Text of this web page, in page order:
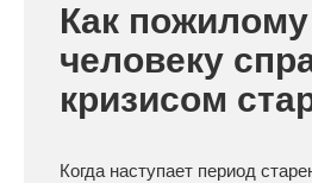
Как пожилому
человеку
кризисом
Когда наступает период